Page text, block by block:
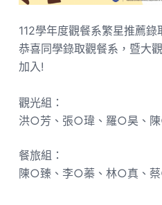
112學年度觀餐系繁星推薦錄
恭喜同學錄取觀餐系，暨大
加入!
觀光組：
洪○芳、張○瑋、羅○昊、
餐旅組：
陳○臻、李○蓁、林○真、